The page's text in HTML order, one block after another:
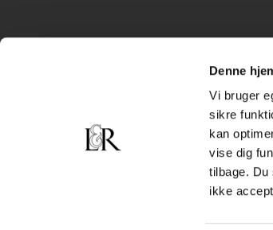
Denne
Vi bruger
sikre
kan
vise dig
tilbage.
ikke